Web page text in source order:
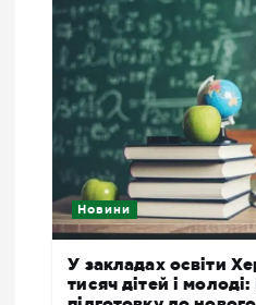
Новини
У закладах освіти
тисяч дітей і